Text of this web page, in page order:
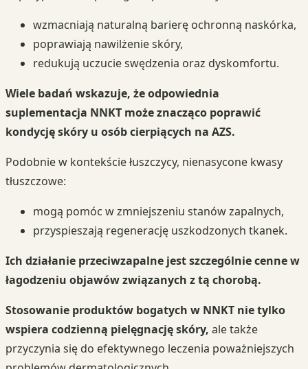
wzmacniają naturalną barierę ochronną naskórka,
poprawiają nawilżenie skóry,
redukują uczucie swędzenia oraz dyskomfortu.
Wiele badań wskazuje, że odpowiednia
suplementacja NNKT może znacząco poprawić
kondycję skóry u osób cierpiących na AZS.
Podobnie w kontekście łuszczycy, nienasycone kwasy
tłuszczowe:
mogą pomóc w zmniejszeniu stanów zapalnych,
przyspieszają regenerację uszkodzonych tkanek.
Ich działanie przeciwzapalne jest szczególnie cenne w
łagodzeniu objawów związanych z tą chorobą.
Stosowanie produktów bogatych w NNKT nie tylko
wspiera codzienną pielęgnację skóry, ale także
przyczynia się do efektywnego leczenia poważniejszych